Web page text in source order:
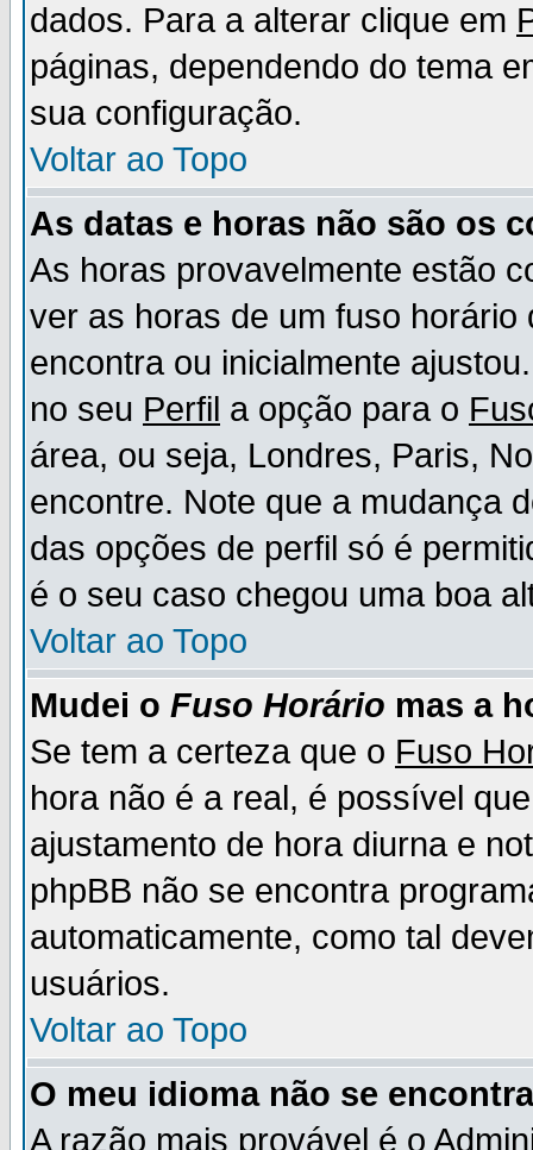
dados. Para a alterar clique em
páginas, dependendo do tema
sua configuração.
Voltar ao Topo
As datas e horas não são os
As horas provavelmente estão
ver as horas de um fuso
encontra ou inicialmente
no seu Perfil a opção para o
área, ou seja, Londres, Paris,
encontre. Note que a mudança
das opções de perfil só é
é o seu caso chegou uma boa
Voltar ao Topo
Mudei o Fuso Horário mas a
Se tem a certeza que o Fuso
hora não é a real, é possível
ajustamento de hora diurna e
phpBB não se encontra
automaticamente, como tal
usuários.
Voltar ao Topo
O meu idioma não se
A razão mais provável é o